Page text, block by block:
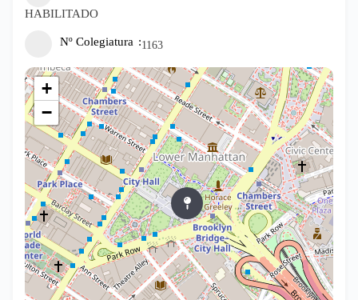
HABILITADO
Nº Colegiatura 1163
+
−